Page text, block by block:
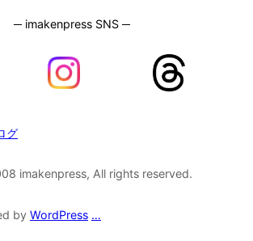
─ imakenpress SNS ─
グ
imakenpress, All rights reserved.
by WordPress …